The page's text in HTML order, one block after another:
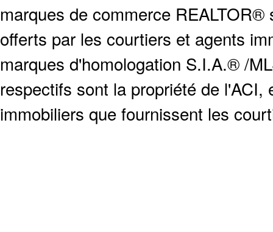
marques de commerce
offerts par les courtiers et agents
marques d'homologation S.I.A.® /
respectifs sont la propriété de
immobiliers que fournissent les